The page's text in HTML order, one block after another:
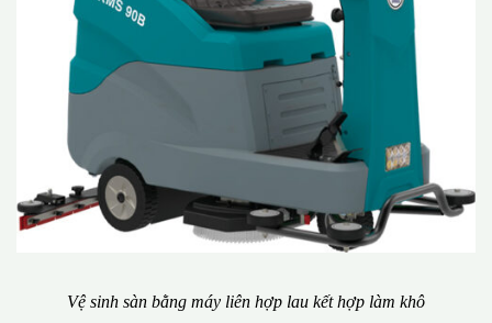
Vệ sinh sàn bằng máy liên hợp lau kết hợp làm khô